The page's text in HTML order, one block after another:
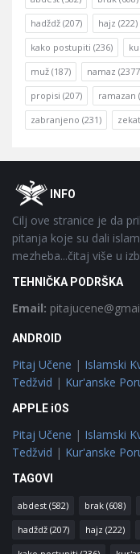
hadždž (207) hajz (222)
kako postupiti (236)
muž (187) namaz
propisi (207) ramazan
zabranjeno (231) zekat
FooterOINFO
Cilj ove stranice je da
pitanja koje su dali
mezheba...čitaj više u
TEHNIČKA PODRŠKA
Email:
ANDROID
Pitaj Učene | Islamski
Tedžvid | Kur'anske
APPLE iOS
Pitaj Učene | Islamski
Tedžvid | Kur'anske
TAGOVI
abdest (582) brak (608)
hadždž (207) hajz (222)